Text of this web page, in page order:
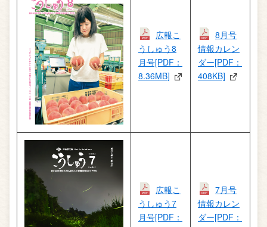
広報こ
うしゅう8
月号[PDF：
8.36MB]
8月号
情報カレン
ダー[PDF：
408KB]
広報こ
うしゅう7
月号[PDF：
7月号
情報カレン
ダー[PDF：